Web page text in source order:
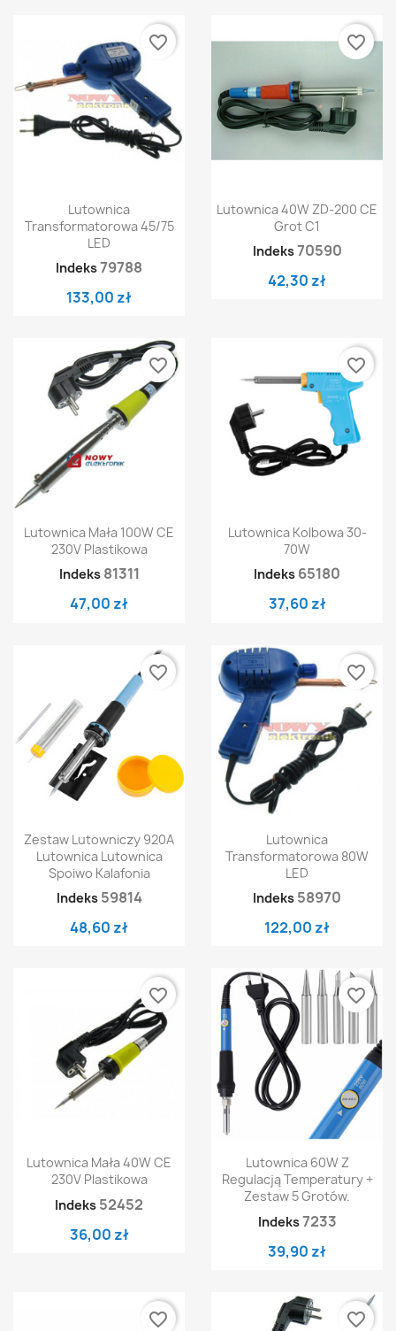
Lutownica
Transformatorowa 45/75
LED
Indeks79788
133,00 zł
favorite_border
Lutownica 40W ZD-200 CE
Grot C1
Indeks70590
42,30 zł
favorite_border
Lutownica Mała 100W CE
230V Plastikowa
Indeks 81311
47,00 zł
favorite_border
Lutownica Kolbowa 30-
70W
Indeks 65180
37,60 zł
favorite_border
Zestaw Lutowniczy 920A
Lutownica Lutownica
Spoiwo Kalafonia
Indeks 59814
48,60 zł
favorite_border
Lutownica
Transformatorowa 80W
LED
Indeks 58970
122,00 zł
favorite_border
Lutownica Mała 40W CE
230V Plastikowa
Indeks 52452
36,00 zł
favorite_border
Lutownica 60W Z
Regulacją Temperatury +
Zestaw 5 Grotów.
Indeks7233
39,90 zł
favorite_border
favorite_border favorite_border